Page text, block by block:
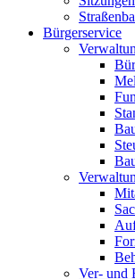
Bürgerservice
Ver- und